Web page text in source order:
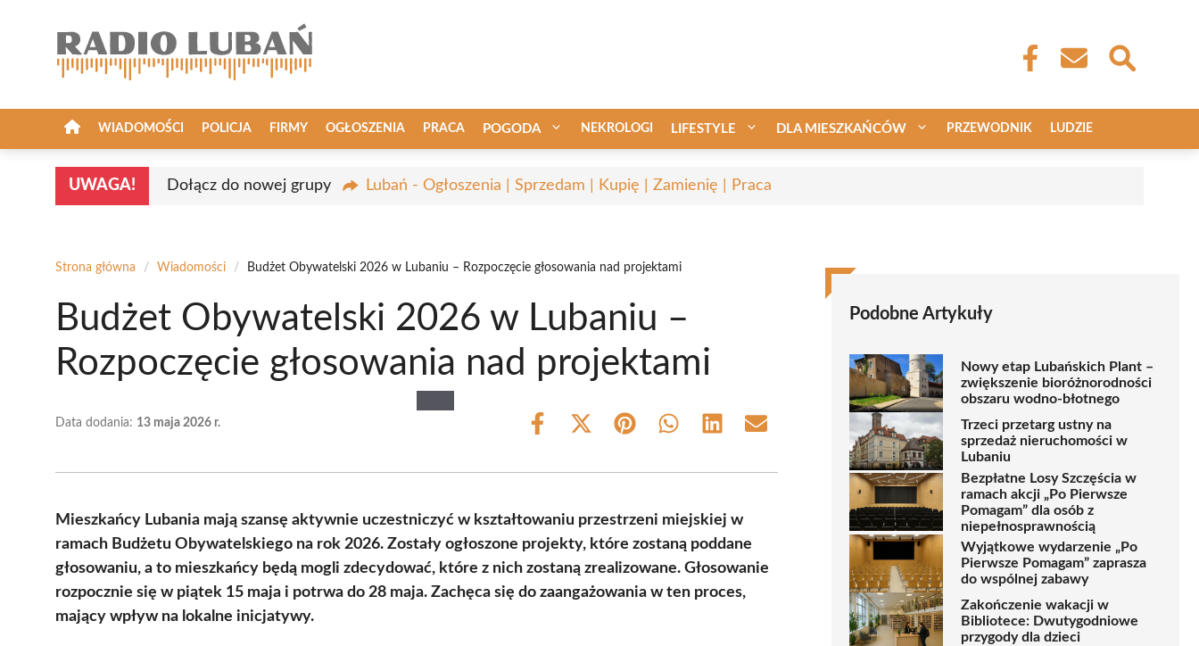
WIADOMOŚCI POLICJA FIRMY OGŁOSZENIA PRACA POGODA NEKROLOGI LIFESTYLE DLA MIESZKAŃCÓW PRZEWODNIK LUDZIE
UWAGA! Dołącz do nowej grupy Lubań - Ogłoszenia | Sprzedam | Kupię | Zamienię | Praca
Strona główna / Wiadomości / Budżet Obywatelski 2026 w Lubaniu – Rozpoczęcie głosowania nad projektami
Budżet Obywatelski 2026 w Lubaniu –
Rozpoczęcie głosowania nad projektami
Data dodania: 13 maja 2026 r.
Share
Share
(Twitter)
Share Share Share Share
Mieszkańcy Lubania mają szansę aktywnie uczestniczyć w kształtowaniu przestrzeni miejskiej w
ramach Budżetu Obywatelskiego na rok 2026. Zostały ogłoszone projekty, które zostaną poddane
głosowaniu, a to mieszkańcy będą mogli zdecydować, które z nich zostaną zrealizowane. Głosowanie
rozpocznie się w piątek 15 maja i potrwa do 28 maja. Zachęca się do zaangażowania w ten proces,
mający wpływ na lokalne inicjatywy.
Podobne Artykuły
Nowy etap Lubańskich Plant –
zwiększenie bioróżnorodności
obszaru wodno-błotnego
Trzeci przetarg ustny na
sprzedaż nieruchomości w
Lubaniu
Bezpłatne Losy Szczęścia w
ramach akcji „Po Pierwsze
Pomagam” dla osób z
niepełnosprawnością
Wyjątkowe wydarzenie „Po
Pierwsze Pomagam” zaprasza
do wspólnej zabawy
Zakończenie wakacji w
Bibliotece: Dwutygodniowe
przygody dla dzieci